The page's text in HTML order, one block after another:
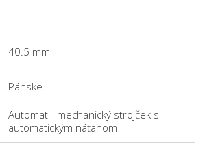
40.5 mm
Pánske
Automat - mechanický strojček s
automatickým náťahom